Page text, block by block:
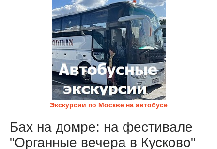
Экскурсии по Москве на автобусе
Бах на домре: на фестивале
"Органные вечера в Кусково"